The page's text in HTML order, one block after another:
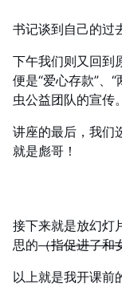
书记谈到自己的过
下午我们则又回到
便是“爱心存款”、
虫公益团队的宣传。
讲座的最后，我们
就是彪哥！
接下来就是放幻灯
思的（指促进了和
以上就是我开课前